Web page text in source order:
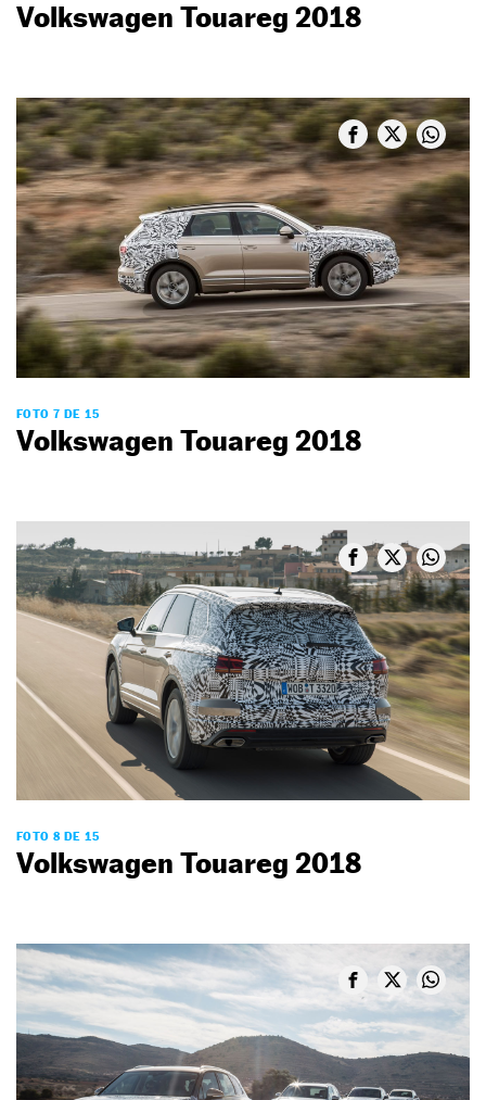
Volkswagen Touareg 2018
FOTO 7 DE 15
Volkswagen Touareg 2018
FOTO 8 DE 15
Volkswagen Touareg 2018